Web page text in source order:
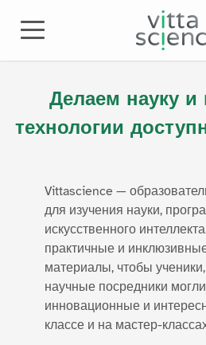
Делаем науку
технологии
Vittascience —
для изучения науки,
искусственного
практичные и
материалы, чтобы
научные посредники
инновационные и
классе и на мастер-